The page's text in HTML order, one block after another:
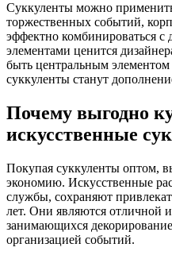
Суккуленты можно
торжественных событий,
эффектно комбинироваться
элементами ценится
быть центральным
суккуленты станут
Почему выгодно
искусственные
Покупая суккуленты оптом,
экономию. Искусственные
службы, сохраняют
лет. Они являются отличной
занимающихся
организацией событий.